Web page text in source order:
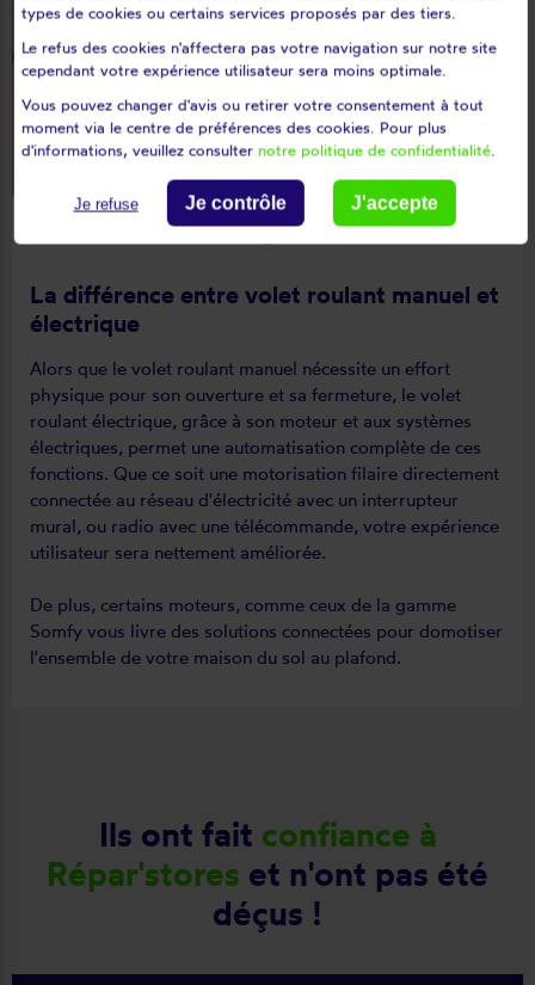
La différence entre volet roulant manuel et
électrique
Alors que le volet roulant manuel nécessite un effort
physique pour son ouverture et sa fermeture, le volet
roulant électrique, grâce à son moteur et aux systèmes
électriques, permet une automatisation complète de ces
fonctions. Que ce soit une motorisation filaire directement
connectée au réseau d'électricité avec un interrupteur
mural, ou radio avec une télécommande, votre expérience
utilisateur sera nettement améliorée.
De plus, certains moteurs, comme ceux de la gamme
Somfy vous livre des solutions connectées pour domotiser
l'ensemble de votre maison du sol au plafond.
Ils ont fait confiance à
Répar'stores et n'ont pas été
déçus !
types de cookies ou certains services proposés par des tiers.
Le refus des cookies n'affectera pas votre navigation sur notre site
cependant votre expérience utilisateur sera moins optimale.
Vous pouvez changer d'avis ou retirer votre consentement à tout
moment via le centre de préférences des cookies. Pour plus
d'informations, veuillez consulter notre politique de confidentialité.
Je refuse Je contrôle J'accepte